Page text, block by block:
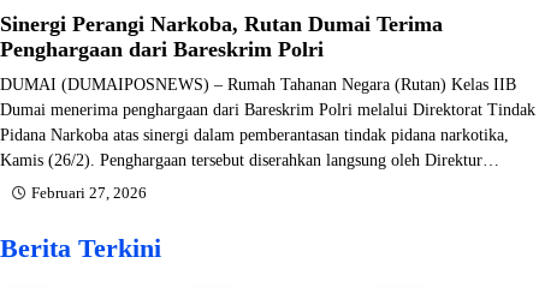
Sinergi Perangi Narkoba, Rutan Dumai Terima
Penghargaan dari Bareskrim Polri
DUMAI (DUMAIPOSNEWS) – Rumah Tahanan Negara (Rutan) Kelas IIB
Dumai menerima penghargaan dari Bareskrim Polri melalui Direktorat Tindak
Pidana Narkoba atas sinergi dalam pemberantasan tindak pidana narkotika,
Kamis (26/2). Penghargaan tersebut diserahkan langsung oleh Direktur…
Februari 27, 2026
Berita Terkini